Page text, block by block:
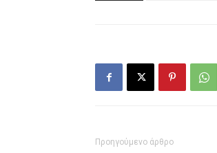
Προηγούμενο άρθρο